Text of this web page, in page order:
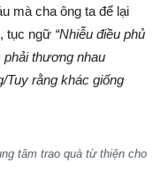
mà cha ông ta để lại
tục ngữ “Nhiễu điều phủ
thương nhau
Tuy rằng khác giống
tâm trao quà từ thiện cho